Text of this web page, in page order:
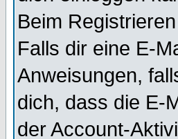
Beim
Falls dir eine E-
Anweisungen,
dich, dass die E-
der Account-